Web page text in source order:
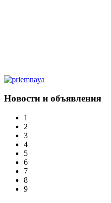
Новости и объявления
1
2
3
4
5
6
7
8
9